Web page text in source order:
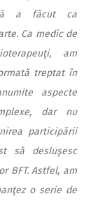
a făcut ca
Ca medic de
am
treptat în
aspecte
dar nu
participării
să desluşesc
BFT. Astfel, am
o serie de